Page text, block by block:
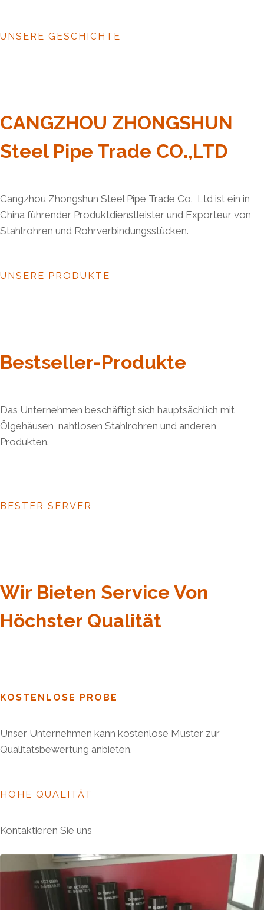
UNSERE GESCHICHTE
CANGZHOU ZHONGSHUN
Steel Pipe Trade CO.,LTD
Cangzhou Zhongshun Steel Pipe Trade Co., Ltd ist ein in
China führender Produktdienstleister und Exporteur von
Stahlrohren und Rohrverbindungsstücken.
UNSERE PRODUKTE
Bestseller-Produkte
Das Unternehmen beschäftigt sich hauptsächlich mit
Ölgehäusen, nahtlosen Stahlrohren und anderen
Produkten.
BESTER SERVER
Wir Bieten Service Von
Höchster Qualität
KOSTENLOSE PROBE
Unser Unternehmen kann kostenlose Muster zur
Qualitätsbewertung anbieten.
HOHE QUALITÄT
Kontaktieren Sie uns